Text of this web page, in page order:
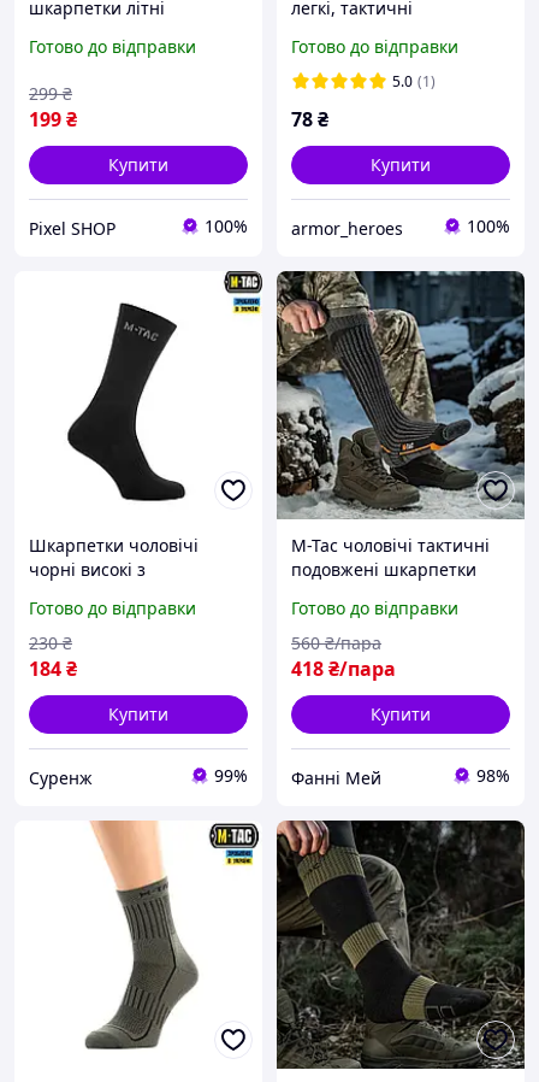
шкарпетки літні
літні тактичні шкарпетки,
олива
Готово до відправки
199₴
299 ₴
Купити
Pixel SHOP 100%
легкі, тактичні
Готово до відправки
5.0 (1)
78₴
Купити
armor_heroes 100%
Шкарпетки чоловічі
чорні високі з
термозонами M-Tac MK.2
розмір 44-46, демісезонні,
75% бавовна
Готово до відправки
184₴
230 ₴
Купити
Суренж 99%
M-Tac чоловічі тактичні
подовжені шкарпетки
шкарпетки під берці
Coolmax 75% Long Black
Готово до відправки
418₴/пара
560 ₴/пара
Купити
Фанні Мей 98%